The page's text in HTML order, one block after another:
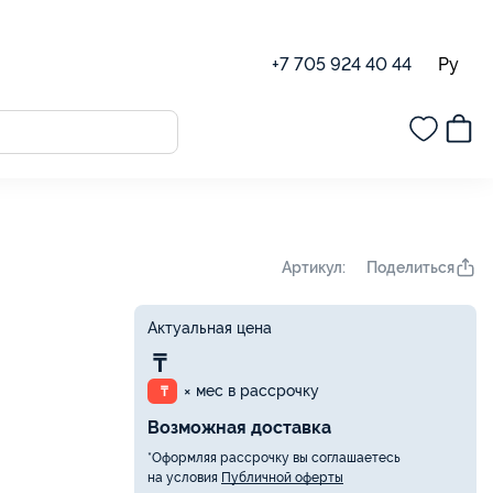
+7 705 924 40 44 Ру
Артикул: Поделиться
Актуальная цена
₸
₸ × мес в рассрочку
Возможная доставка
*Оформляя рассрочку вы соглашаетесь
на условия Публичной оферты